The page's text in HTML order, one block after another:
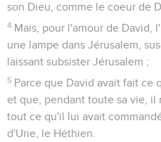
son Dieu, comme le coeur de
4 Mais, pour l'amour de David,
une lampe dans Jérusalem,
laissant subsister Jérusalem ;
5 Parce que David avait fait ce
et que, pendant toute sa vie,
tout ce qu'il lui avait
d'Urie, le Héthien.